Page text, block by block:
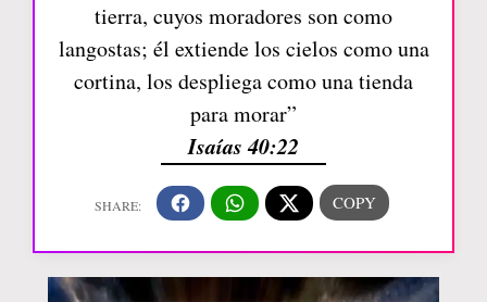
tierra, cuyos moradores son como
langostas; él extiende los cielos como una
cortina, los despliega como una tienda
para morar”
Isaías 40:22